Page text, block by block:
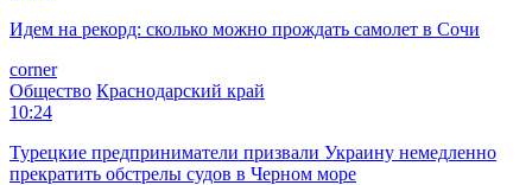
Идем на рекорд: сколько можно прождать самолет в Сочи
corner
Общество Краснодарский край
10:24
Турецкие предприниматели призвали Украину немедленно
прекратить обстрелы судов в Черном море